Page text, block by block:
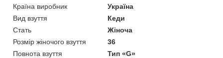
Країна виробник
Україна
Вид взуття
Кеди
Стать
Жіноча
Розмір жіночого взуття
36
Повнота взуття
Тип «G»